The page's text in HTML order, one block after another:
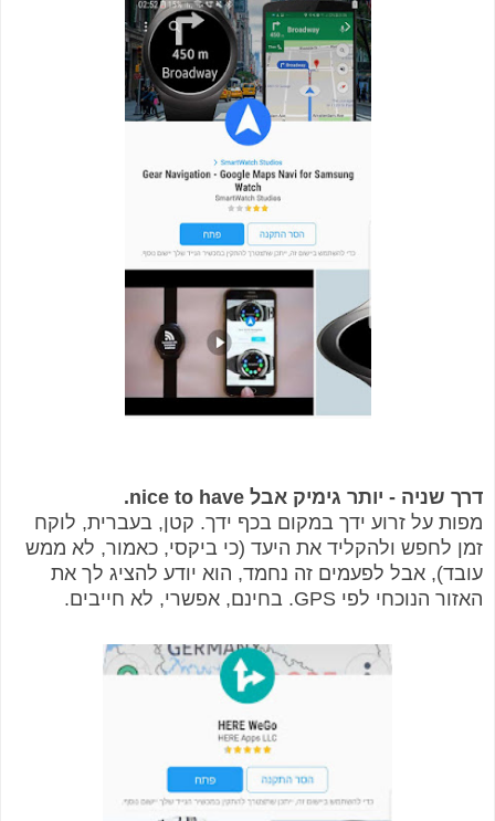
דרך שניה - יותר גימיק אבל nice to have.
מפות על זרוע ידך במקום בכף ידך. קטן, בעברית, לוקח
זמן לחפש ולהקליד את היעד (כי ביקסי, כאמור, לא ממש
עובד), אבל לפעמים זה נחמד, הוא יודע להציג לך את
האזור הנוכחי לפי GPS. בחינם, אפשרי, לא חייבים.